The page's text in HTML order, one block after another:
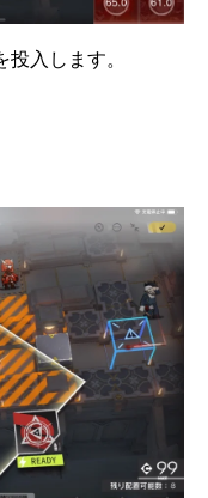
入します。